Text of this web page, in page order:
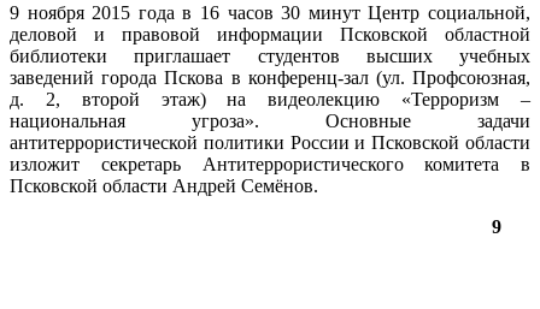
9 ноября 2015 года в 16 часов 30 минут Центр социальной,
деловой и правовой информации Псковской областной
библиотеки приглашает студентов высших учебных
заведений города Пскова в конференц-зал (ул. Профсоюзная,
д. 2, второй этаж) на видеолекцию «Терроризм –
национальная угроза». Основные задачи
антитеррористической политики России и Псковской области
изложит секретарь Антитеррористического комитета в
Псковской области Андрей Семёнов.
9